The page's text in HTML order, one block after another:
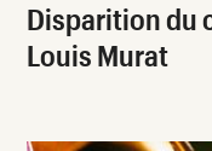
Disparition du
Louis Murat